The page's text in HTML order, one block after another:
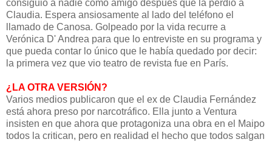
consiguió a nadie como amigo después que la perdió a
Claudia. Espera ansiosamente al lado del teléfono el
llamado de Canosa. Golpeado por la vida recurre a
Verónica D' Andrea para que lo entreviste en su programa y
que pueda contar lo único que le había quedado por decir:
la primera vez que vio teatro de revista fue en París.
¿LA OTRA VERSIÓN?
Varios medios publicaron que el ex de Claudia Fernández
está ahora preso por narcotráfico. Ella junto a Ventura
insisten en que ahora que protagoniza una obra en el Maipo
todos la critican, pero en realidad el hecho que todos salgan